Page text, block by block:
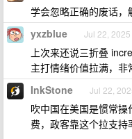
学会忽略正确的废话，
yxzblue Jul 22, 2025
上次来还说三折叠
主打情绪价值拉满，
InkStone Jul 22,
吹中国在美国是惯常
费，政客靠这个拉支持